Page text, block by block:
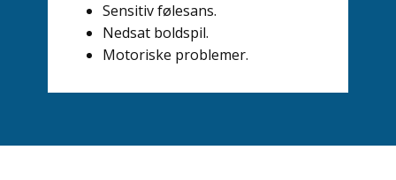
Sensitiv følesans.
Nedsat boldspil.
Motoriske problemer.